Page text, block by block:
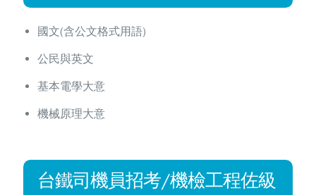
國文(含公文格式用語)
公民與英文
基本電學大意
機械原理大意
台鐵司機員招考/機檢工程佐級